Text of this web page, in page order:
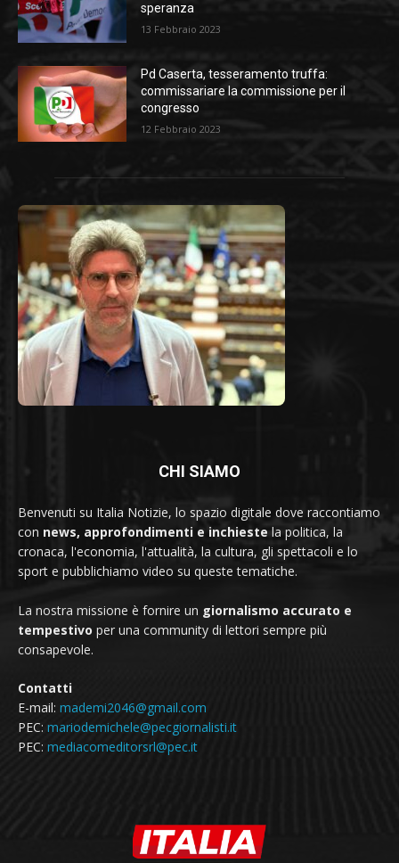
speranza
13 Febbraio 2023
Pd Caserta, tesseramento truffa:
commissariare la commissione per il
congresso
12 Febbraio 2023
CHI SIAMO
Benvenuti su Italia Notizie, lo spazio digitale dove raccontiamo
con news, approfondimenti e inchieste la politica, la
cronaca, l'economia, l'attualità, la cultura, gli spettacoli e lo
sport e pubblichiamo video su queste tematiche.
La nostra missione è fornire un giornalismo accurato e
tempestivo per una community di lettori sempre più
consapevole.
Contatti
E-mail: mademi2046@gmail.com
PEC: mariodemichele@pecgiornalisti.it
PEC: mediacomeditorsrl@pec.it